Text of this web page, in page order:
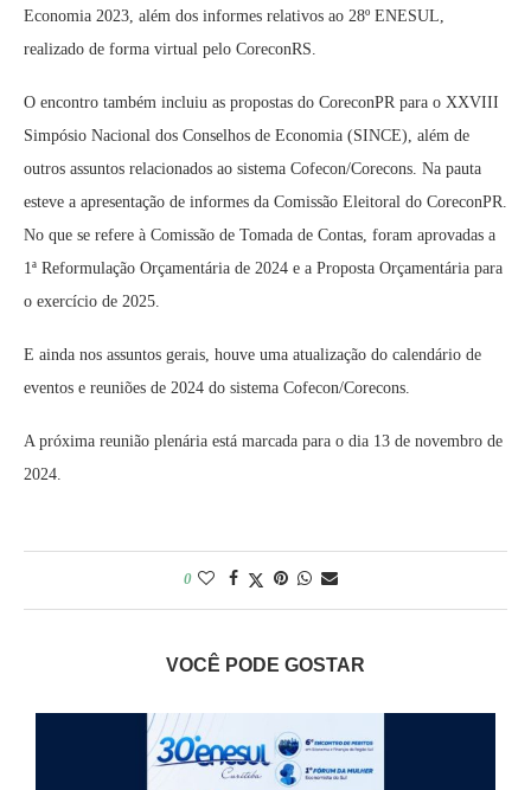
Economia 2023, além dos informes relativos ao 28º ENESUL,
realizado de forma virtual pelo CoreconRS.
O encontro também incluiu as propostas do CoreconPR para o XXVIII
Simpósio Nacional dos Conselhos de Economia (SINCE), além de
outros assuntos relacionados ao sistema Cofecon/Corecons. Na pauta
esteve a apresentação de informes da Comissão Eleitoral do CoreconPR.
No que se refere à Comissão de Tomada de Contas, foram aprovadas a
1ª Reformulação Orçamentária de 2024 e a Proposta Orçamentária para
o exercício de 2025.
E ainda nos assuntos gerais, houve uma atualização do calendário de
eventos e reuniões de 2024 do sistema Cofecon/Corecons.
A próxima reunião plenária está marcada para o dia 13 de novembro de
2024.
0
VOCÊ PODE GOSTAR